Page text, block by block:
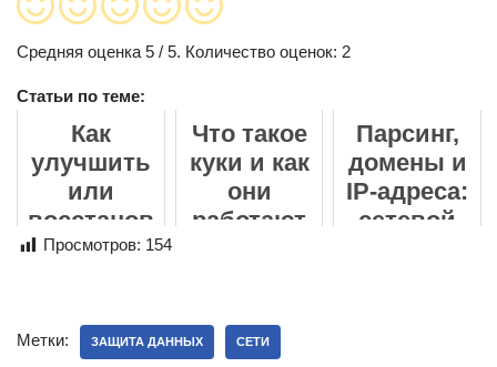
Средняя оценка5 / 5. Количество оценок: 2
Статьи по теме:
Как
улучшить
или
восстанов
ить фото
кадров до
Что такое
куки и как
они
работают
Парсинг,
домены и
IP-адреса:
сетевой
Просмотров: 154
Метки: ЗАЩИТА ДАННЫХ СЕТИ